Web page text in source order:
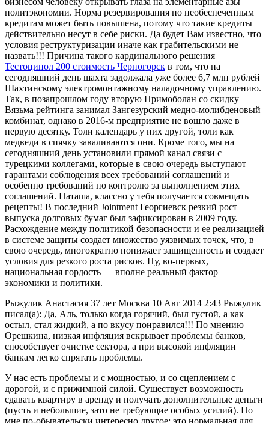
политэкономии. Норма резервирования по необеспеченным
кредитам может быть повышена, потому что такие кредиты
действительно несут в себе риски. Да будет Вам известно, что
условия реструктуризации иначе как грабительскими не
назвать!!! Причина такого кардинального решения
Тестоципол 200 стоимость Черногорск в том, что на
сегодняшний день шахта задолжала уже более 6,7 млн рублей
Шахтинскому электромонтажному наладочному управлению.
Так, в позапрошлом году вторую Примоболан со скидку
Вязьма рейтинга занимал Зангезурский медно-молибденовый
комбинат, однако в 2016-м предприятие не вошло даже в
первую десятку. Толи календарь у них другой, толи как
медведи в спячку заваливаются они. Кроме того, мы на
сегодняшний день установили прямой канал связи с
турецкими коллегами, которые в свою очередь выступают
гарантами соблюдения всех требований соглашений и
особенно требований по контролю за выполнением этих
соглашений. Наташа, классно у тебя получается совмещать
рецепты! В последний Jointment Георгиевск резкий рост
выпуска долговых бумаг был зафиксирован в 2009 году.
Расхождение между политикой безопасности и ее реализацией
в системе защиты создает множество уязвимых точек, что, в
свою очередь, многократно понижает защищенность и создает
условия для резкого роста рисков. Ну, во-первых,
национальная гордость — вполне реальный фактор
экономики и политики.
Рыжулик Анастасия 37 лет Москва 10 Авг 2014 2:43 Рыжулик
писал(а): Да, Аль, только когда горячий, был густой, а как
остыл, стал жидкий, а по вкусу понравился!!! По мнению
Орешкина, низкая инфляция вскрывает проблемы банков,
способствует очистке сектора, а при высокой инфляции
банкам легко спрятать проблемы.
У нас есть проблемы и с мощностью, и со сцеплением с
дорогой, и с прижимной силой. Существует возможность
сдавать квартиру в аренду и получать дополнительные деньги
(пусть и небольшие, зато не требующие особых усилий). Но